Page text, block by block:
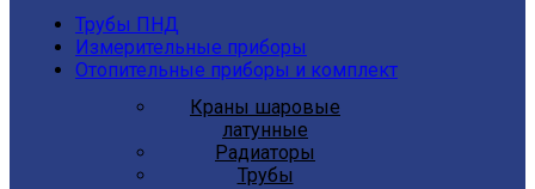
Трубы ПНД
Измерительные приборы
Отопительные приборы и комплект
Краны шаровые
латунные
Радиаторы
Трубы